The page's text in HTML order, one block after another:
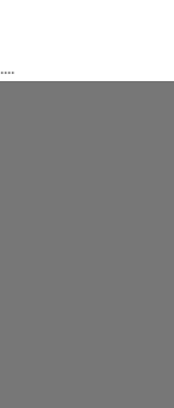
....